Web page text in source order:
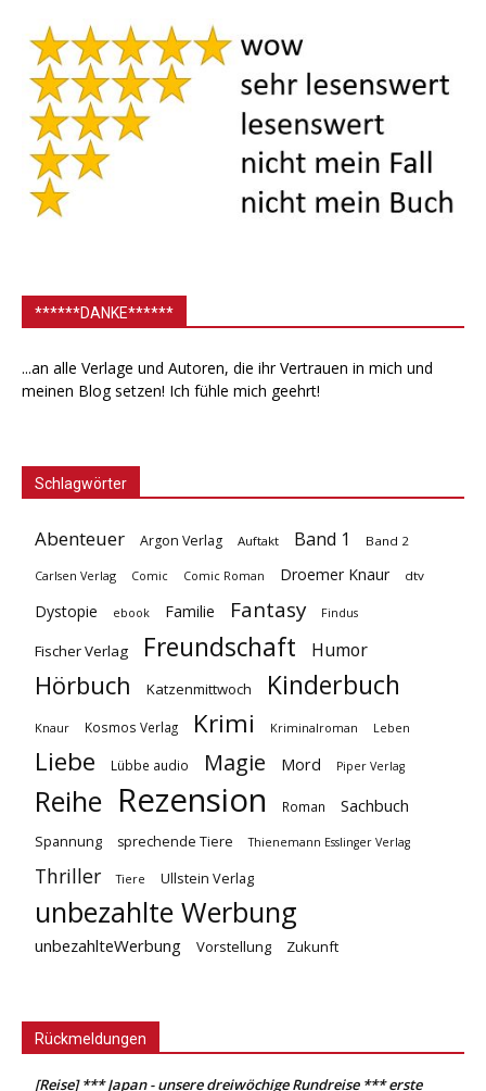
******DANKE******
...an alle Verlage und Autoren, die ihr Vertrauen in mich und
meinen Blog setzen! Ich fühle mich geehrt!
Schlagwörter
Abenteuer Argon Verlag Auftakt Band 1 Band 2
Carlsen Verlag Comic Comic Roman Droemer Knaur dtv
Dystopie ebook Familie Fantasy Findus
Fischer Verlag Freundschaft Humor
Hörbuch Katzenmittwoch Kinderbuch
Knaur Kosmos Verlag Krimi Kriminalroman Leben
Liebe Lübbe audio Magie Mord Piper Verlag
Reihe Rezension Roman Sachbuch
Spannung sprechende Tiere Thienemann Esslinger Verlag
Thriller Tiere Ullstein Verlag
unbezahlte Werbung
unbezahlteWerbung Vorstellung Zukunft
Rückmeldungen
[Reise] *** Japan - unsere dreiwöchige Rundreise *** erste